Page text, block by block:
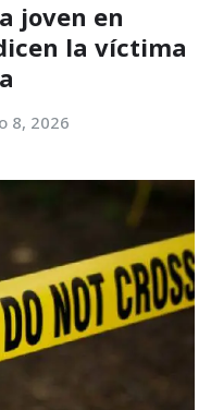
joven en
la víctima
8, 2026